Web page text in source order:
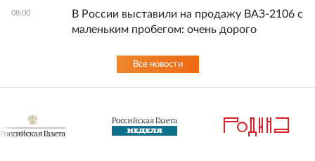
08:00
В России выставили на продажу ВАЗ-2106 с
маленьким пробегом: очень дорого
Все новости